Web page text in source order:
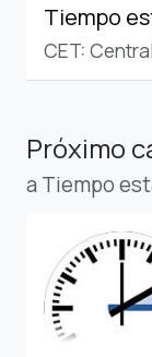
Tiempo
CET:
Próximo
a Tiempo